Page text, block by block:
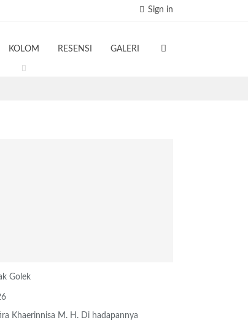
Sign in
KOLOM RESENSI GALERI
Golek
Khaerinnisa M. H. Di hadapannya